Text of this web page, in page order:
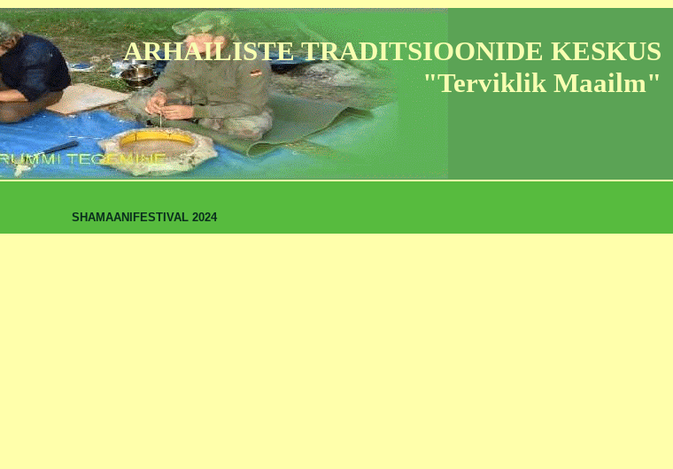
ARHAILISTE TRADITSIOONIDE KESKUS
"Terviklik Maailm"
SHAMAANIFESTIVAL 2024